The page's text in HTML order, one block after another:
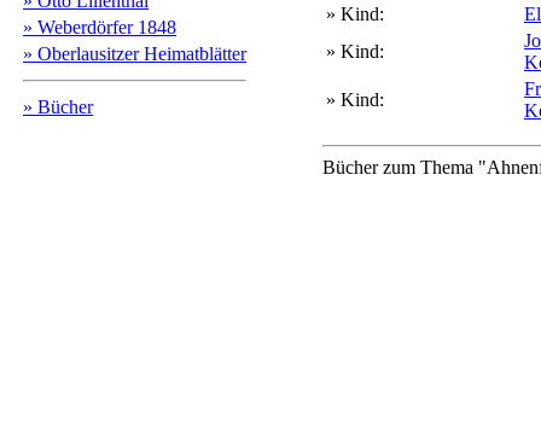
» Weberdörfer 1848
» Oberlausitzer Heimatblätter
» Bücher
» Kind:
» Kind:
» Kind:
Bücher zum Thema